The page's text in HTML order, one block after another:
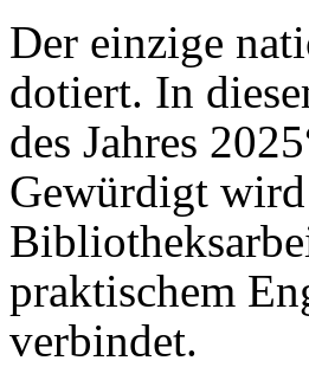
Der einzige
dotiert. In
des Jahres
Gewürdigt
praktischem
verbindet.